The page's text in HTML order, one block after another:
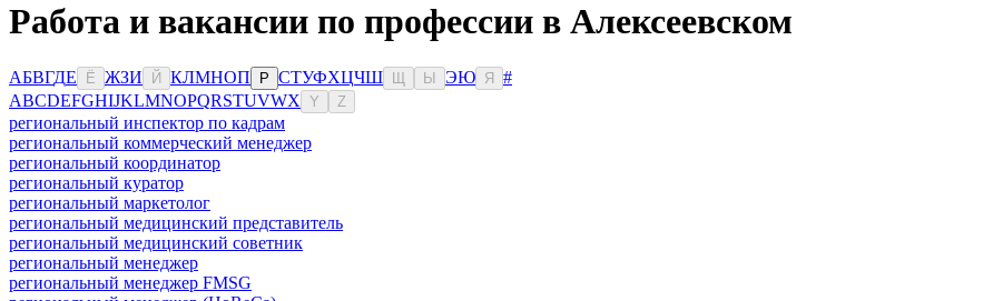
Работа и вакансии по профессии в Алексеевском
АБВГДЕ Ё ЖЗИ Й КЛМНОП Р СТУФХЦЧШ Ы ЭЮ Я
#
ABCDEFGHIJKLMNOPQRSTUVWX Y Z
региональный инспектор по кадрам
региональный коммерческий менеджер
региональный координатор
региональный куратор
региональный маркетолог
региональный медицинский представитель
региональный медицинский советник
региональный менеджер
региональный менеджер FMSG